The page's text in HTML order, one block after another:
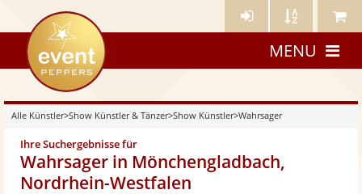
Künstler- Künstler Meine
eventpeppers
MENU
Alle Künstler>Show Künstler & Tänzer>Show Künstler>Wahrsager
Ihre Suchergebnisse für
Wahrsager in Mönchengladbach,
Nordrhein-Westfalen